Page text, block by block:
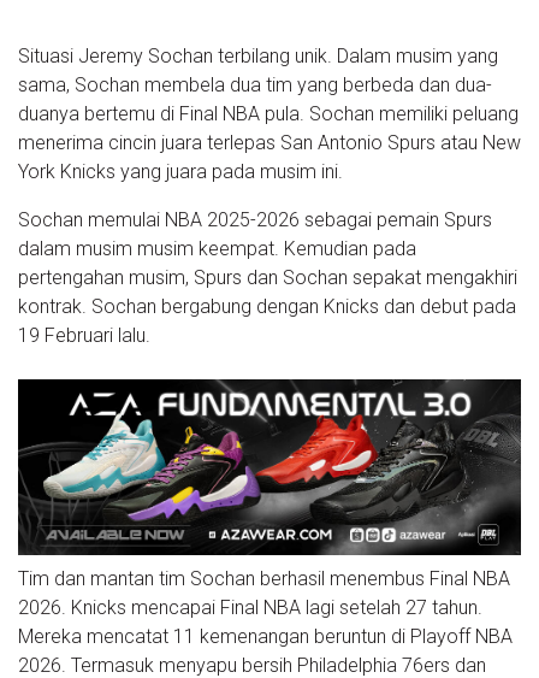
Situasi Jeremy Sochan terbilang unik. Dalam musim yang
sama, Sochan membela dua tim yang berbeda dan dua-
duanya bertemu di Final NBA pula. Sochan memiliki peluang
menerima cincin juara terlepas San Antonio Spurs atau New
York Knicks yang juara pada musim ini.
Sochan memulai NBA 2025-2026 sebagai pemain Spurs
dalam musim musim keempat. Kemudian pada
pertengahan musim, Spurs dan Sochan sepakat mengakhiri
kontrak. Sochan bergabung dengan Knicks dan debut pada
19 Februari lalu.
Tim dan mantan tim Sochan berhasil menembus Final NBA
2026. Knicks mencapai Final NBA lagi setelah 27 tahun.
Mereka mencatat 11 kemenangan beruntun di Playoff NBA
2026. Termasuk menyapu bersih Philadelphia 76ers dan